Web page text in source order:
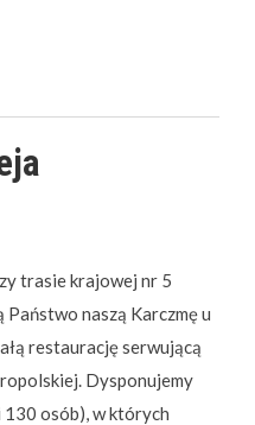
trasie krajowej nr 5
Państwo naszą Karczmę u
restaurację serwującą
Dysponujemy
130 osób), w których